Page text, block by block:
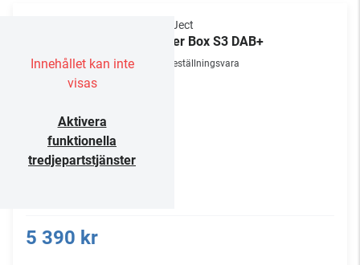
Innehållet kan inte
visas
Aktivera
funktionella
tredjepartstjänster
Pro-Ject
Tuner Box S3 DAB+
Beställningsvara
5 390 kr